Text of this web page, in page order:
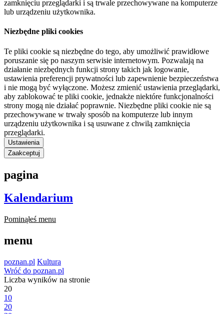
zamknięciu przeglądarki i są trwale przechowywane na komputerze
lub urządzeniu użytkownika.
Niezbędne pliki cookies
Te pliki cookie są niezbędne do tego, aby umożliwić prawidłowe
poruszanie się po naszym serwisie internetowym. Pozwalają na
działanie niezbędnych funkcji strony takich jak logowanie,
ustawienia preferencji prywatności lub zapewnienie bezpieczeństwa
i nie mogą być wyłączone. Możesz zmienić ustawienia przeglądarki,
aby zablokować te pliki cookie, jednakże niektóre funkcjonalności
strony mogą nie działać poprawnie. Niezbędne pliki cookie nie są
przechowywane w trwały sposób na komputerze lub innym
urządzeniu użytkownika i są usuwane z chwilą zamknięcia
przeglądarki.
Ustawienia
Zaakceptuj
pagina
Kalendarium
Pominąłeś menu
menu
poznan.pl Kultura
Wróć do poznan.pl
Liczba wyników na stronie
20
10
20